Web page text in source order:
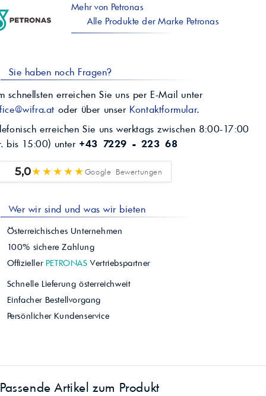
Mehr von Petronas
Alle Produkte der Marke Petronas
Sie haben noch Fragen?
schnellsten erreichen Sie uns per E-Mail unter
oder über unser Kontaktformular.
erreichen Sie uns werktags zwischen 8:00-17:00
bis 15:00) unter +43 7229 - 223 68
5,0★★★★★Google Bewertungen
Wer wir sind und was wir bieten
Österreichisches Unternehmen
100% sichere Zahlung
Offizieller PETRONAS Vertriebspartner
Schnelle Lieferung österreichweit
Einfacher Bestellvorgang
Persönlicher Kundenservice
Passende Artikel zum Produkt